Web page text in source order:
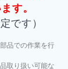
す。
です）
品での作業を行
取り扱い可能な